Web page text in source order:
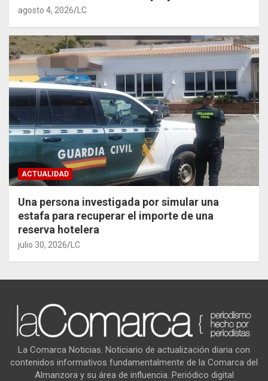
agosto 4, 2026 LC
ACTUALIDAD
Una persona investigada por simular una
estafa para recuperar el importe de una
reserva hotelera
julio 30, 2026 LC
La Comarca Noticias. Noticiario de actualización diaria con
contenidos informativos fundamentalmente de la Comarca del
Almanzora y su área de influencia. Periódico digital